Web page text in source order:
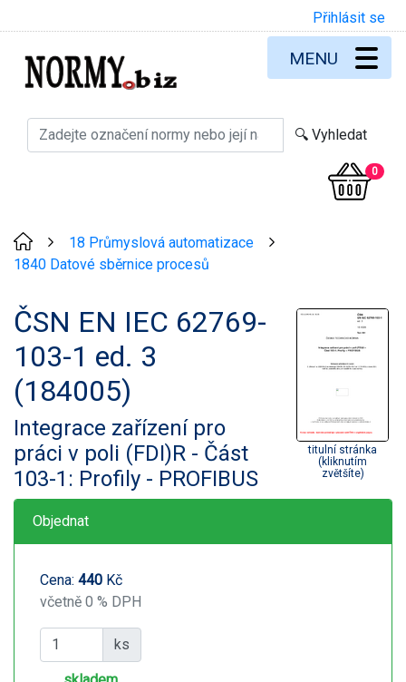
Přihlásit se
0
MENU
18 Průmyslová automatizace
1840 Datové sběrnice procesů
ČSN EN IEC 62769-
103-1 ed. 3
(184005)
Integrace zařízení pro
práci v poli (FDI)R - Část
103-1: Profily - PROFIBUS
titulní stránka
(kliknutím
zvětšíte)
Objednat
Cena: 440 Kč
včetně 0 % DPH
ks